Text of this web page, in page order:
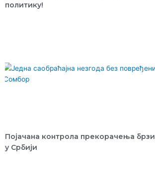
политику!
Појачана контрола прекорачења
у Србији